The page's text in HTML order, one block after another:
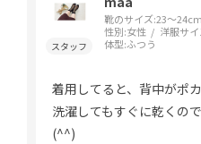
靴のサイズ:23～24cm
性別:女性 洋服サイ
体型:ふつう
着用してると、背中がポ
洗濯してもすぐに乾くの
(^^)